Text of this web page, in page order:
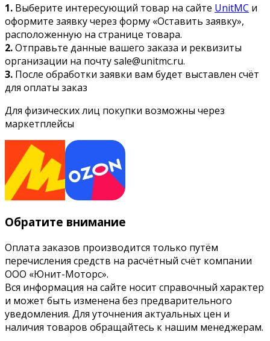
1. Выберите интересующий товар на сайте UnitMC и
оформите заявку через форму «Оставить заявку»,
расположенную на странице товара.
2.Отправьте данные вашего заказа и реквизиты
организации на почту sale@unitmc.ru.
3. После обработки заявки вам будет выставлен счёт
для оплаты заказ
Для физических лиц покупки возможны через
маркетплейсы
Обратите внимание
Оплата заказов производится только путём
перечисления средств на расчётный счёт компании
ООО «Юнит-Моторс».
Вся информация на сайте носит справочный характер
и может быть изменена без предварительного
уведомления. Для уточнения актуальных цен и
наличия товаров обращайтесь к нашим менеджерам.